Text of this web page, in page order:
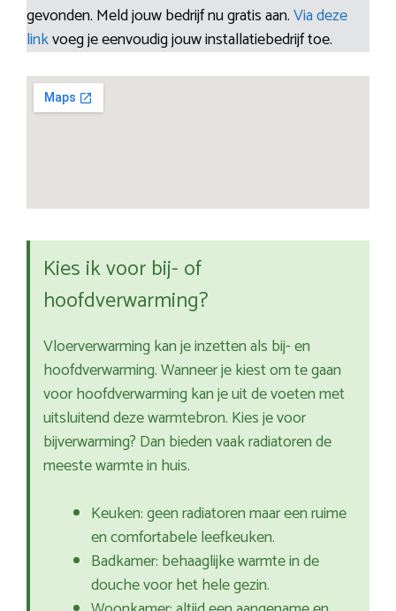
gevonden. Meld jouw bedrijf nu gratis aan.Via deze
linkvoeg je eenvoudig jouw installatiebedrijf toe.
Kies ik voor bij- of
hoofdverwarming?
Vloerverwarming kan je inzetten als bij- en
hoofdverwarming. Wanneer je kiest om te gaan
voor hoofdverwarming kan je uit de voeten met
uitsluitend deze warmtebron. Kies je voor
bijverwarming? Dan bieden vaak radiatoren de
meeste warmte in huis.
Keuken: geen radiatoren maar een ruime
en comfortabele leefkeuken.
Badkamer: behaaglijke warmte in de
douche voor het hele gezin.